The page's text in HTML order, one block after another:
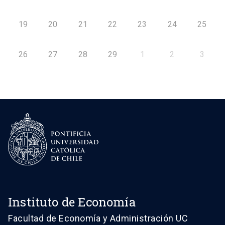
19 20 21 22 23 24 25
26 27 28 29 1 2 3
Instituto de Economía
Facultad de Economía y Administración UC